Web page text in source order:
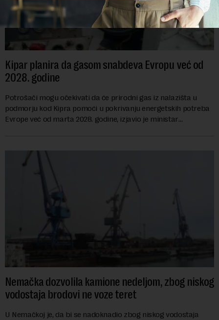
Kipar planira da gasom snabdeva Evropu već od
2028. godine
Potrošači mogu očekivati da će prirodni gas iz nalazišta u
podmorju kod Kipra pomoći u pokrivanju energetskih potreba
Evrope već od marta 2028. godine, izjavio je ministar
Nemačka dozvolila kamione nedeljom, zbog niskog
vodostaja brodovi ne voze teret
U Nemačkoj je, da bi se nadoknadio zbog niskog vodostaja